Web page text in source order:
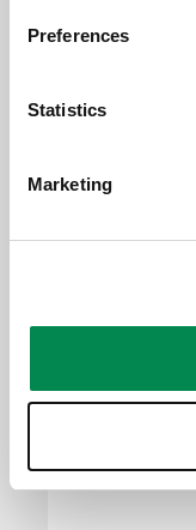
Preferences
Statistics
Marketing